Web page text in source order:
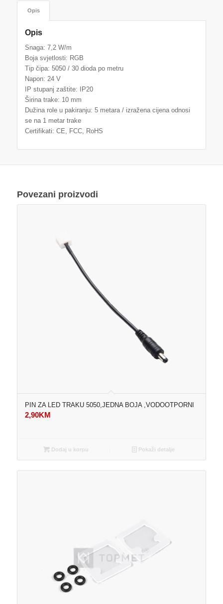
Opis
Opis
Snaga: 7,2 W/m
Boja svjetlosti: RGB
Tip čipa: 5050 / 30 dioda po metru
Napon: 24 V
IP stupanj zaštite: IP20
Širina trake: 10 mm
Dužina role u pakiranju: 5 metara / izražena cijena odnosi
se na 1 metar trake
Certifikati: CE, FCC, RoHS
Povezani proizvodi
PIN ZA LED TRAKU 5050,JEDNA BOJA ,VODOOTPORNI
2,90KM
Dodaj u korpu Pokaži detalje